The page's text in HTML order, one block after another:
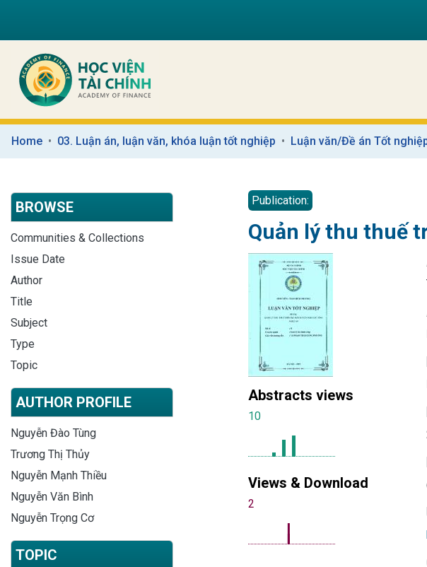
Home 03. Luận án, luận văn, khóa luận tốt nghiệp Luận văn/Đề án Tốt
BROWSE
Communities & Collections
Issue Date
Author
Title
Subject
Type
Topic
AUTHOR PROFILE
Nguyễn Đào Tùng
Trương Thị Thủy
Nguyễn Mạnh Thiều
Nguyễn Văn Bình
Nguyễn Trọng Cơ
TOPIC
Publication:
Quản lý thu thuế
Abstracts views
10
Views & Download
2